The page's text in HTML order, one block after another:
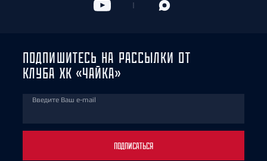
ПОДПИШИТЕСЬ НА РАССЫЛКИ ОТ
КЛУБА ХК «ЧАЙКА»
Введите Ваш e-mail
ПОДПИСАТЬСЯ